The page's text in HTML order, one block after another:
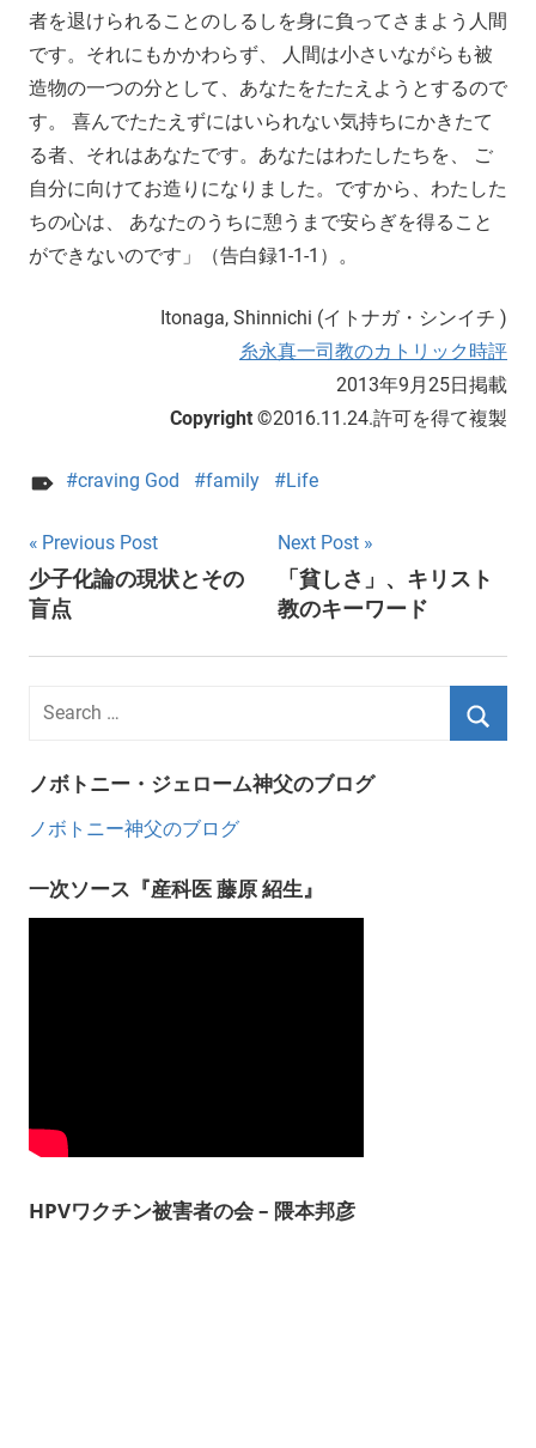
者を退けられることのしるしを身に負ってさまよう人間
です。それにもかかわらず、 人間は小さいながらも被
造物の一つの分として、あなたをたたえようとするので
す。 喜んでたたえずにはいられない気持ちにかきたて
る者、それはあなたです。あなたはわたしたちを、 ご
自分に向けてお造りになりました。ですから、わたした
ちの心は、 あなたのうちに憩うまで安らぎを得ること
ができないのです」（告白録1-1-1）。
Itonaga, Shinnichi (イトナガ・シンイチ )
糸永真一司教のカトリック時評
2013年9月25日掲載
Copyright ©2016.11.24.許可を得て複製
craving God family Life
Post
navigation
Previous Post
少子化論の現状とその
盲点
Next Post
「貧しさ」、キリスト
教のキーワード
ノボトニー・ジェローム神父のブログ
ノボトニー神父のブログ
一次ソース『産科医 藤原 紹生』
HPVワクチン被害者の会 – 隈本邦彦